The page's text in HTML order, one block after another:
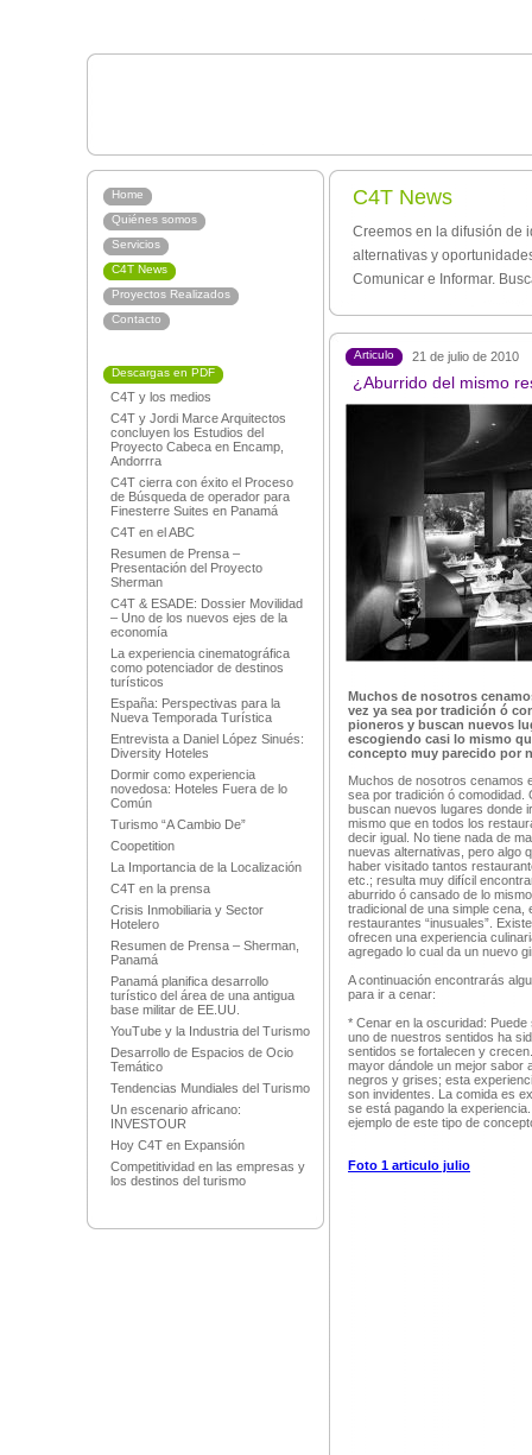
Home
Quiénes somos
Servicios
C4T News
Proyectos Realizados
Contacto
Descargas en PDF
C4T y los medios
C4T y Jordi Marce Arquitectos
concluyen los Estudios del
Proyecto Cabeca en Encamp,
Andorrra
C4T cierra con éxito el Proceso
de Búsqueda de operador para
Finesterre Suites en Panamá
C4T en el ABC
Resumen de Prensa –
Presentación del Proyecto
Sherman
C4T & ESADE: Dossier Movilidad
– Uno de los nuevos ejes de la
economía
La experiencia cinematográfica
como potenciador de destinos
turísticos
España: Perspectivas para la
Nueva Temporada Turística
Entrevista a Daniel López Sinués:
Diversity Hoteles
Dormir como experiencia
novedosa: Hoteles Fuera de lo
Común
Turismo “A Cambio De”
Coopetition
La Importancia de la Localización
C4T en la prensa
Crisis Inmobiliaria y Sector
Hotelero
Resumen de Prensa – Sherman,
Panamá
Panamá planifica desarrollo
turístico del área de una antigua
base militar de EE.UU.
YouTube y la Industria del Turismo
Desarrollo de Espacios de Ocio
Temático
Tendencias Mundiales del Turismo
Un escenario africano:
INVESTOUR
Hoy C4T en Expansión
Competitividad en las empresas y
los destinos del turismo
C4T News
Creemos en la difusión de
alternativas y
Comunicar e Informar.
Articulo 21 de julio de 2010
¿Aburrido del mismo
Muchos de nosotros
vez ya sea por tradición ó
pioneros y buscan nuevos
escogiendo casi lo mismo
concepto muy parecido por
Muchos de nosotros cenamos
sea por tradición ó
buscan nuevos lugares donde
mismo que en todos los
decir igual. No tiene nada de
nuevas alternativas, pero algo
haber visitado tantos
etc.; resulta muy difícil
aburrido ó cansado de lo
tradicional de una simple
restaurantes “inusuales”.
ofrecen una experiencia
agregado lo cual da un nuevo
A continuación encontrarás
para ir a cenar:
* Cenar en la oscuridad:
uno de nuestros sentidos ha
sentidos se fortalecen y
mayor dándole un mejor sabor
negros y grises; esta
son invidentes. La comida es
se está pagando la
ejemplo de este tipo de
Foto 1 articulo julio